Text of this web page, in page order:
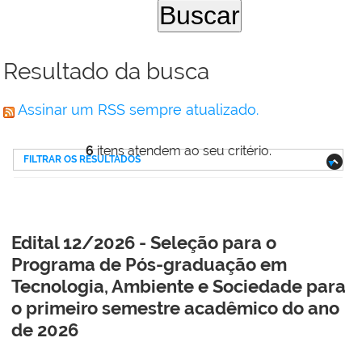
Resultado da busca
Assinar um RSS sempre atualizado.
6itens atendem ao seu critério.
FILTRAR OS RESULTADOS
Edital 12/2026 - Seleção para o
Programa de Pós-graduação em
Tecnologia, Ambiente e Sociedade para
o primeiro semestre acadêmico do ano
de 2026